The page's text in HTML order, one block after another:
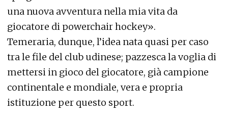
una nuova avventura nella mia vita da
giocatore di powerchair hockey».
Temeraria, dunque, l’idea nata quasi per caso
tra le file del club udinese; pazzesca la voglia di
mettersi in gioco del giocatore, già campione
continentale e mondiale, vera e propria
istituzione per questo sport.